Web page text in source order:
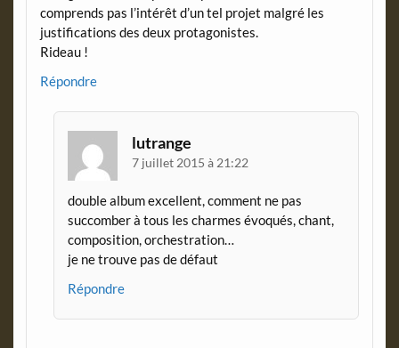
comprends pas l’intérêt d’un tel projet malgré les
justifications des deux protagonistes.
Rideau !
Répondre
lutrange
7 juillet 2015 à 21:22
double album excellent, comment ne pas
succomber à tous les charmes évoqués, chant,
composition, orchestration…
je ne trouve pas de défaut
Répondre